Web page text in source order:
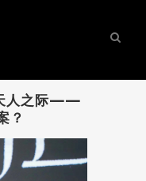
人之际——
？